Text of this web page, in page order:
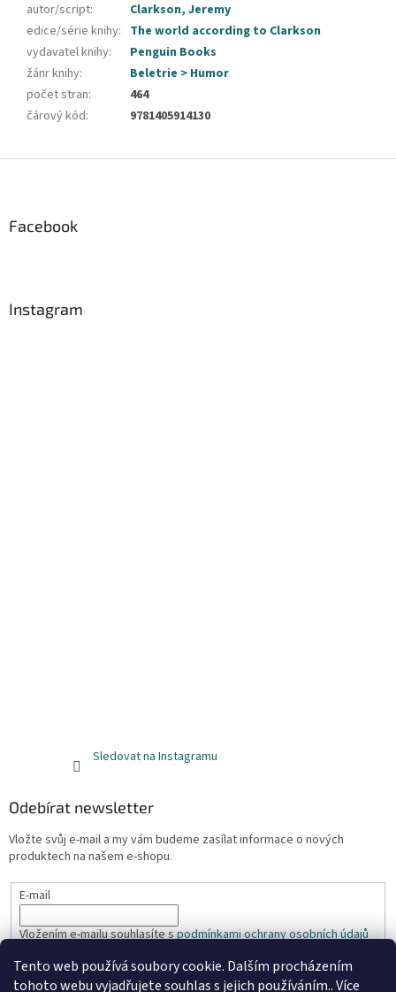
Tento web používá soubory cookie. Dalším procházením
tohoto webu vyjadřujete souhlas s jejich používáním.. Více
autor/script:
Clarkson, Jeremy
edice/série knihy: The world according to Clarkson
vydavatel knihy:
Penguin Books
žánr knihy:
Beletrie > Humor
počet stran:
464
čárový kód: 9781405914130
Facebook
Instagram
Sledovat na Instagramu
Odebírat newsletter
Vložte svůj e-mail a my vám budeme zasílat informace o nových
produktech na našem e-shopu.
E-mail
Vložením e-mailu souhlasíte spodmínkami ochrany osobních údajů
PŘIHLÁSIT SE